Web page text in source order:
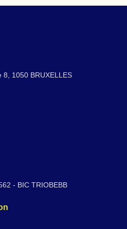
1050 BRUXELLES
- BIC TRIOBEBB